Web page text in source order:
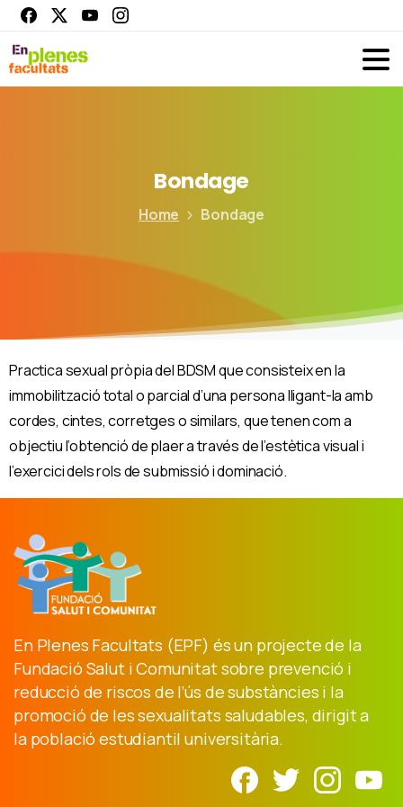
Bondage
Home Bondage
Practica sexual pròpia del BDSM que consisteix en la
immobilització total o parcial d’una persona lligant-la amb
cordes, cintes, corretges o similars, que tenen com a
objectiu l’obtenció de plaer a través de l’estètica visual i
l’exercici dels rols de submissió i dominació.
En Plenes Facultats (EPF) és un projecte de la
Fundació Salut i Comunitat sobre prevenció i
reducció de riscos de l’ús de substàncies i la
promoció de les sexualitats saludables, dirigit a
la població estudiantil universitària.